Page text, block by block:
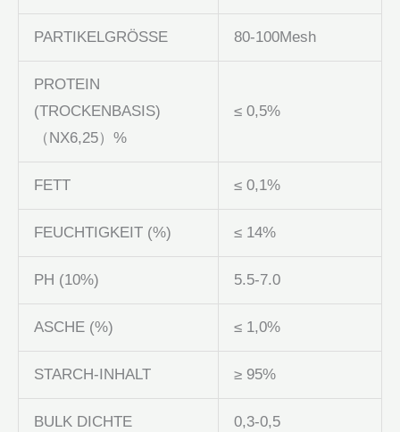
PARTIKELGRÖSSE 80-100Mesh
PROTEIN
(TROCKENBASIS)
（NX6,25）%
≤ 0,5%
FETT ≤ 0,1%
FEUCHTIGKEIT (%) ≤ 14%
PH (10%) 5.5-7.0
ASCHE (%) ≤ 1,0%
STARCH-INHALT ≥ 95%
BULK DICHTE 0,3-0,5